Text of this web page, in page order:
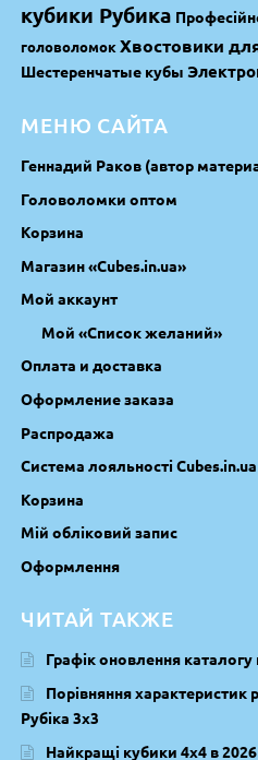
кубики Рубика
головоломокХвостовики
Шестеренчатые кубы
МЕНЮ САЙТА
Геннадий Раков (автор
Головоломки оптом
Корзина
Магазин «Cubes.in.ua»
Мой аккаунт
Мой «Список желаний»
Оплата и доставка
Оформление заказа
Распродажа
Система лояльності Cubes.in.ua
Корзина
Мій обліковий запис
Оформлення
ЧИТАЙ ТАКЖЕ
Графік оновлення каталогу
Порівняння характеристик
Рубіка 3х3
Найкращі кубики 4х4 в 2026